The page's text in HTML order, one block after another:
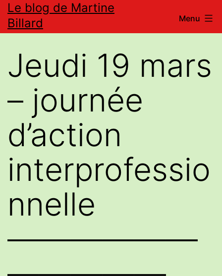
Aller
au
Le blog de Martine
Billard
Menu
Jeudi 19 mars
– journée
d’action
interprofessio
nnelle
——————